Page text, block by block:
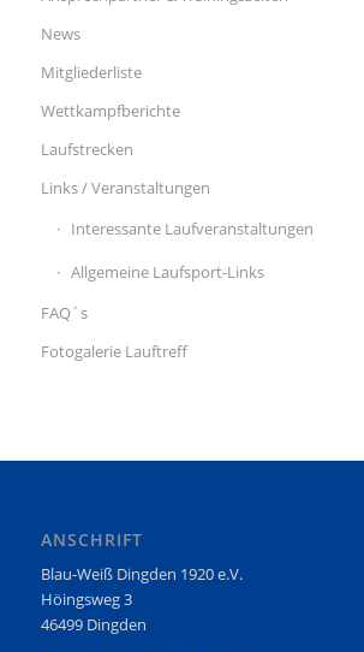
News
Mitgliederliste
Wettkampfberichte
Laufstrecken
Links / Veranstaltungen
Interessante Laufveranstaltungen
Allgemeine Laufsport-Links
FAQ´s
Fotogalerie Lauftreff
ANSCHRIFT
Blau-Weiß Dingden 1920 e.V.
Höingsweg 3
46499 Dingden